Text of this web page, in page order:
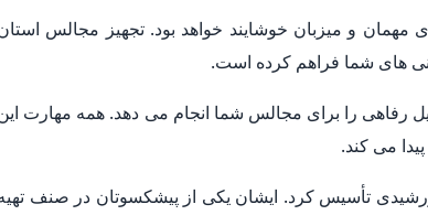
و میزبان خوشایند خواهد بود. تجهیز مجالس
های شما فراهم کرده است.
رفاهی را برای مجالس شما انجام می دهد. همه مهارت
می کند.
استان آنتالیا تجهیز مجالس را در سال ۱۳۵۰ خورشیدی تأسیس کرد. ایشان یکی از پیشکسوتان در صنف